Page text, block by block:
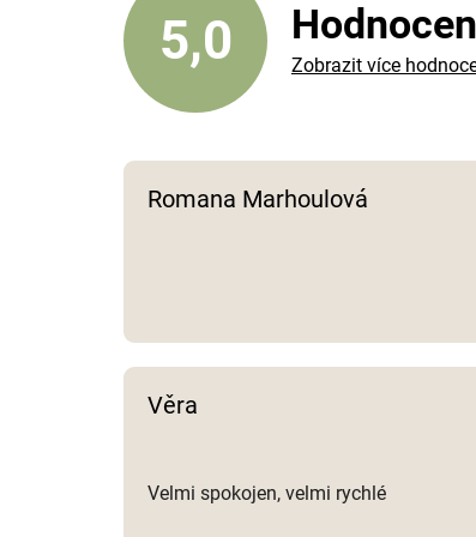
5,0 Zobrazit více
Romana Marhoulová
Věra
Velmi spokojen, velmi rychlé